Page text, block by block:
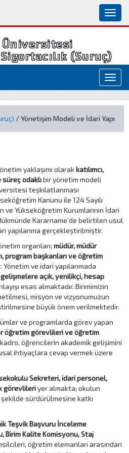
Harran Üniversitesi
(Suruç)
/ Yönetişim Modeli ve İdari Yapı
yaklaşımı olarak katılımcı,
süreç odaklıbir yönetim modeli
teşkilatlanması
Kanunu ile 124 Sayılı
ve Yükseköğretim Kurumlarının İdari
Kararname’de belirtilen usul
yapılanma gerçekleştirilmiştir.
organları; müdür, müdür
program başkanları ve öğretim
Yönetim ve idari yapılanmada
gelişmelere açık, yenilikçi, hesap
esas almaktadır. Birimimizin
misyon ve vizyonumuzun
büyük önem verilmektedir.
ve programlarda görev yapan
öğretim görevlileri ve öğretim
öğrencilerin akademik gelişimini
ihtiyaçlara cevap vermek üzere
Sekreteri, idari personel,
görevlileriyer almakta; okulun
sürdürülmesine katkı
Teşvik Başvuru İnceleme
Birim Kalite Komisyonu, Staj
öğretim elemanları arasından